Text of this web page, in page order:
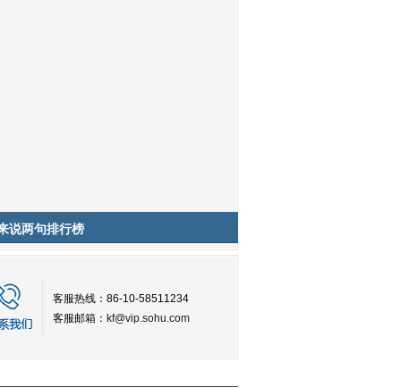
说两句排行榜
客服热线：86-10-58511234
客服邮箱： kf@vip.sohu.com